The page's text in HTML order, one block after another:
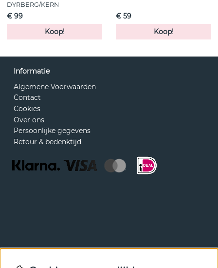
DYRBERG/KERN
€ 99
Koop!
€ 59
Koop!
Informatie
Algemene Voorwaarden
Contact
Cookies
Over ons
Persoonlijke gegevens
Retour & bedenktijd